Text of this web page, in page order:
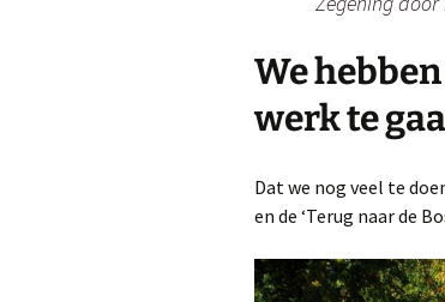
We
werk te
Dat we nog veel te
en de ‘Terug naar de